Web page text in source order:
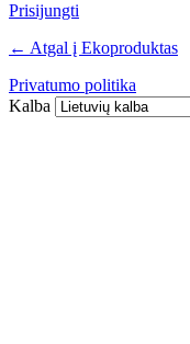
Prisijungti
← Atgal į Ekoproduktas
Privatumo politika
Kalba